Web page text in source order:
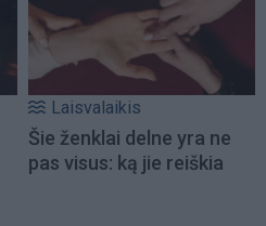
Laisvalaikis
Šie ženklai delne yra ne
pas visus: ką jie reiškia